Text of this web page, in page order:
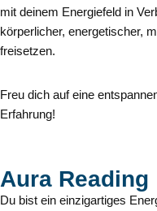
mit deinem Energiefeld in
körperlicher, energetischer,
freisetzen.
Freu dich auf eine
Erfahrung!
Aura Reading
Du bist ein einzigartiges